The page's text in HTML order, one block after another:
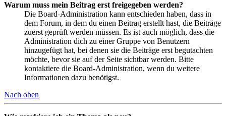
Warum muss mein Beitrag erst freigegeben werden?
Die Board-Administration kann entschieden haben, dass in
dem Forum, in dem du einen Beitrag erstellt hast, die Beiträge
zuerst geprüft werden müssen. Es ist auch möglich, dass die
Administration dich zu einer Gruppe von Benutzern
hinzugefügt hat, bei denen sie die Beiträge erst begutachten
möchte, bevor sie auf der Seite sichtbar werden. Bitte
kontaktiere die Board-Administration, wenn du weitere
Informationen dazu benötigst.
Nach oben